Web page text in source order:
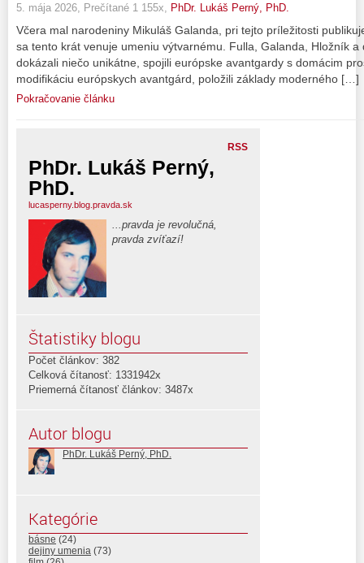
5. mája 2026, Prečítané 1 155x, PhDr. Lukáš Perný, PhD.
Včera mal narodeniny Mikuláš Galanda, pri tejto príležitosti
sa tento krát venuje umeniu výtvarnému. Fulla, Galanda, Hložník
dokázali niečo unikátne, spojili európske avantgardy s domácim
modifikáciu európskych avantgárd, položili základy moderného […]
Pokračovanie článku
RSS
PhDr. Lukáš Perný,
PhD.
lucasperny.blog.pravda.sk
...pravda je revolučná,
pravda zvíťazí!
Štatistiky blogu
Počet článkov: 382
Celková čítanosť: 1331942x
Priemerná čítanosť článkov: 3487x
Autor blogu
PhDr. Lukáš Perný, PhD.
Kategórie
básne (24)
dejiny umenia (73)